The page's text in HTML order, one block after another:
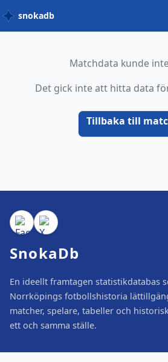
snokadb
Matchdata kunde
Det gick inte att hitta data
Tillbaka till
SnokaDb
En ideellt framtagen statistikdatabas
Norrköpings fotbollshistoria
matcher, spelare, tabeller och
ett och samma ställe.